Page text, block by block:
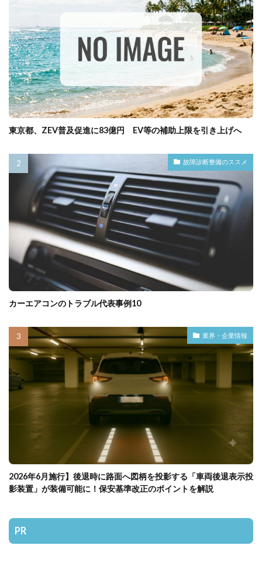
東京都、ZEV普及促進に83億円 EV等の補助上限を引き上げへ
故障診断整備のススメ
カーエアコンのトラブル代表事例10
業界・企業情報
2026年6月施行】後退時に路面へ図柄を投影する「車両後退表示投
影装置」が装備可能に！保安基準改正のポイントを解説
PR